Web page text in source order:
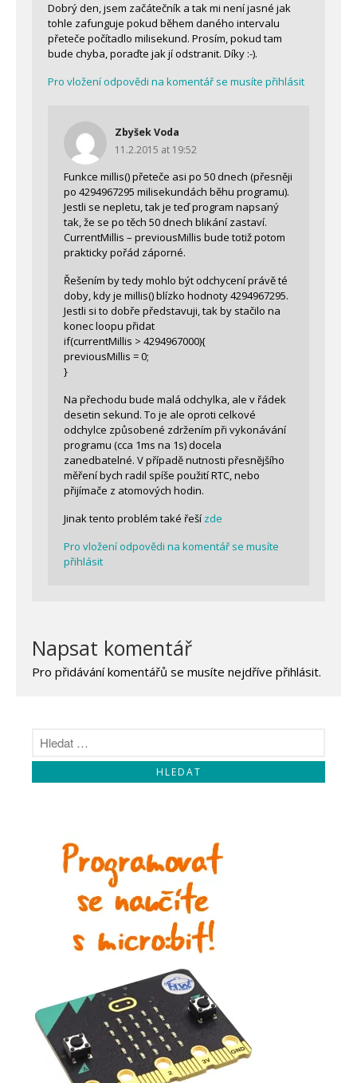
Dobrý den, jsem začátečník a tak mi není jasné jak
tohle zafunguje pokud během daného intervalu
přeteče počítadlo milisekund. Prosím, pokud tam
bude chyba, poraďte jak jí odstranit. Díky :-).
Pro vložení odpovědi na komentář se musíte přihlásit
Zbyšek Voda
11.2.2015 at 19:52
Funkce millis() přeteče asi po 50 dnech (přesněji
po 4294967295 milisekundách běhu programu).
Jestli se nepletu, tak je teď program napsaný
tak, že se po těch 50 dnech blikání zastaví.
CurrentMillis – previousMillis bude totiž potom
prakticky pořád záporné.
Řešením by tedy mohlo být odchycení právě té
doby, kdy je millis() blízko hodnoty 4294967295.
Jestli si to dobře představuji, tak by stačilo na
konec loopu přidat
if(currentMillis > 4294967000){
previousMillis = 0;
}
Na přechodu bude malá odchylka, ale v řádek
desetin sekund. To je ale oproti celkové
odchylce způsobené zdržením při vykonávání
programu (cca 1ms na 1s) docela
zanedbatelné. V případě nutnosti přesnějšího
měření bych radil spíše použití RTC, nebo
přijímače z atomových hodin.
Jinak tento problém také řeší zde
Pro vložení odpovědi na komentář se musíte
přihlásit
Napsat komentář
Pro přidávání komentářů se musíte nejdříve přihlásit.